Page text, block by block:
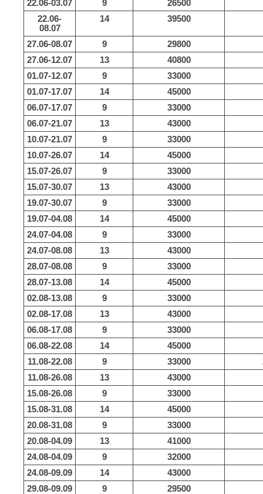
22.06-03.07
9
26500
22.06-
08.07
14 39500
27.06-08.07 9
29800
27.06-12.07
13
40800
01.07-12.07
9
33000
01.07-17.07
14
45000
06.07-17.07
9
33000
06.07-21.07
13
43000
10.07-21.07
9
33000
10.07-26.07
14
45000
15.07-26.07
9
33000
15.07-30.07
13
43000
19.07-30.07
9
33000
19.07-04.08
14
45000
24.07-04.08
9
33000
24.07-08.08
13
43000
28.07-08.08
9
33000
28.07-13.08
14
45000
02.08-13.08
9
33000
02.08-17.08
13
43000
06.08-17.08
9
33000
06.08-22.08
14
45000
11.08-22.08
9 33000
11.08-26.08
13
43000
15.08-26.08
9
33000
15.08-31.08
14
45000
20.08-31.08
9
33000
20.08-04.09
13
41000
24.08-04.09
9
32000
24.08-09.09
14
43000
29.08-09.09
9
29500